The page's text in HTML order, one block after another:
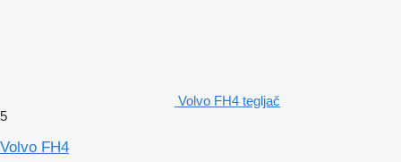
Volvo FH4 tegljač
5
Volvo FH4